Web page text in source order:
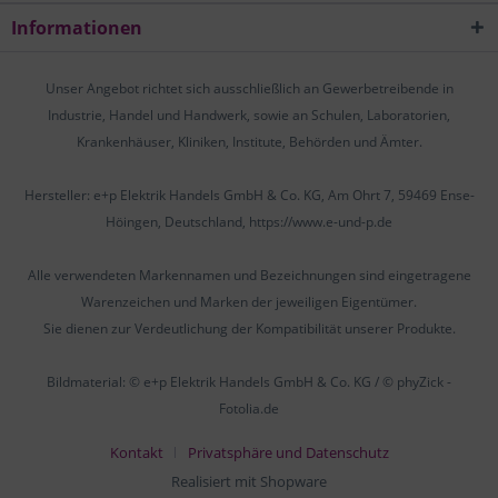
Informationen
Unser Angebot richtet sich ausschließlich an Gewerbetreibende in
Industrie, Handel und Handwerk, sowie an Schulen, Laboratorien,
Krankenhäuser, Kliniken, Institute, Behörden und Ämter.
Hersteller: e+p Elektrik Handels GmbH & Co. KG, Am Ohrt 7, 59469 Ense-
Höingen, Deutschland, https://www.e-und-p.de
Alle verwendeten Markennamen und Bezeichnungen sind eingetragene
Warenzeichen und Marken der jeweiligen Eigentümer.
Sie dienen zur Verdeutlichung der Kompatibilität unserer Produkte.
Bildmaterial: © e+p Elektrik Handels GmbH & Co. KG / © phyZick -
Fotolia.de
Kontakt
Privatsphäre und Datenschutz
Realisiert mit Shopware